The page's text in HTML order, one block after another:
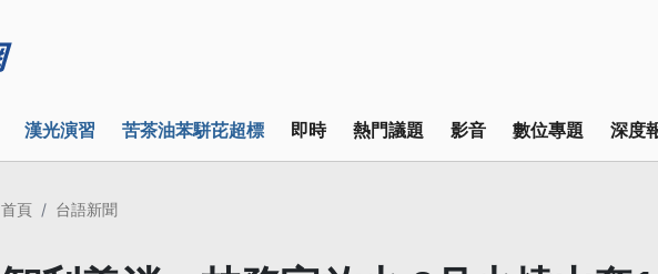
漢光演習 苦茶油苯駢芘超標 即時 熱門議題 影音 數位專題 深度
首頁 台語新聞